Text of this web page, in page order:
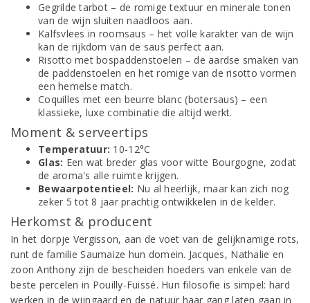
Gegrilde tarbot – de romige textuur en minerale tonen
van de wijn sluiten naadloos aan.
Kalfsvlees in roomsaus – het volle karakter van de wijn
kan de rijkdom van de saus perfect aan.
Risotto met bospaddenstoelen – de aardse smaken van
de paddenstoelen en het romige van de risotto vormen
een hemelse match.
Coquilles met een beurre blanc (botersaus) – een
klassieke, luxe combinatie die altijd werkt.
Moment & serveertips
Temperatuur: 10-12°C
Glas: Een wat breder glas voor witte Bourgogne, zodat
de aroma's alle ruimte krijgen.
Bewaarpotentieel: Nu al heerlijk, maar kan zich nog
zeker 5 tot 8 jaar prachtig ontwikkelen in de kelder.
Herkomst & producent
In het dorpje Vergisson, aan de voet van de gelijknamige rots,
runt de familie Saumaize hun domein. Jacques, Nathalie en
zoon Anthony zijn de bescheiden hoeders van enkele van de
beste percelen in Pouilly-Fuissé. Hun filosofie is simpel: hard
werken in de wijngaard en de natuur haar gang laten gaan in